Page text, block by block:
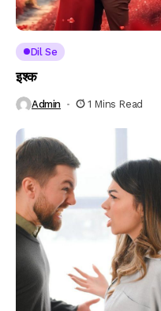
Dil Se
इश्क
Admin 1 Mins Read